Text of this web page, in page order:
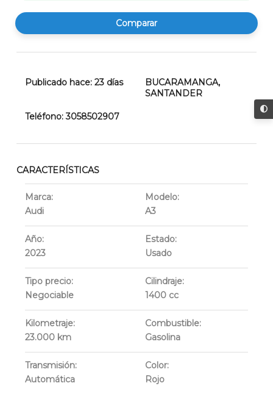
Comparar
Publicado hace:23días BUCARAMANGA,
SANTANDER
Teléfono:3058502907
CARACTERÍSTICAS
Marca:
Audi
Modelo:
A3
Año:
2023
Estado:
Usado
Tipo precio:
Negociable
Cilindraje:
1400 cc
Kilometraje:
23.000 km
Combustible:
Gasolina
Transmisión:
Automática
Color:
Rojo